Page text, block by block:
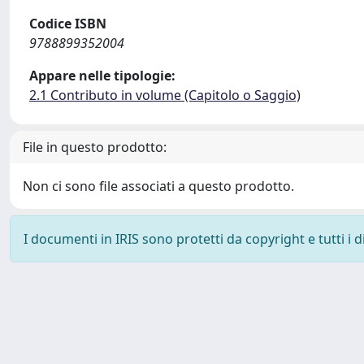
Codice ISBN
9788899352004
Appare nelle tipologie:
2.1 Contributo in volume (Capitolo o Saggio)
File in questo prodotto:
Non ci sono file associati a questo prodotto.
I documenti in IRIS sono protetti da copyright e tutti i